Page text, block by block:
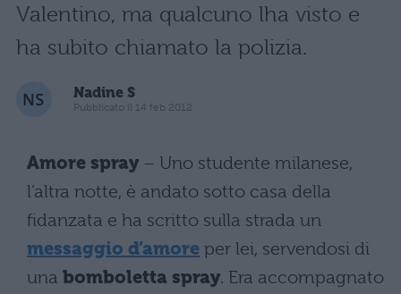
Valentino, ma qualcuno lha visto e
ha subito chiamato la polizia.
Nadine S
Pubblicato il 14 feb 2012
Amore spray – Uno studente milanese,
l’altra notte, è andato sotto casa della
fidanzata e ha scritto sulla strada un
messaggio d’amore per lei, servendosi di
una bomboletta spray. Era accompagnato